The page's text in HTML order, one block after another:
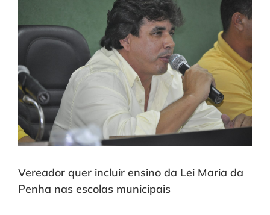
Image
Vereador quer incluir ensino da Lei Maria da
Penha nas escolas municipais